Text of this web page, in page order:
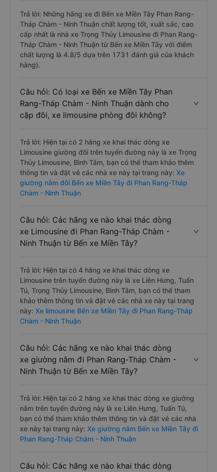
Trả lời: Những hãng xe đi Bến xe Miền Tây Phan Rang-
Tháp Chàm - Ninh Thuận chất lượng tốt, xuất sắc, cao
cấp nhất là nhà xe Trọng Thủy Limousine đi Phan Rang-
Tháp Chàm - Ninh Thuận từ Bến xe Miền Tây với điểm
chất lượng là 4.8/5 dựa trên 1731 đánh giá của khách
hàng).
Câu hỏi: Có loại xe Bến xe Miền Tây Phan
Rang-Tháp Chàm - Ninh Thuận dành cho
cặp đôi, xe limousine phòng đôi không?
Trả lời: Hiện tại có 2 hãng xe khai thác dòng xe
Limousine giường đôi trên tuyến đường này là xe Trọng
Thủy Limousine, Bình Tâm, bạn có thể tham khảo thêm
thông tin và đặt vé các nhà xe này tại trang này: Xe
giường nằm đôi Bến xe Miền Tây đi Phan Rang-Tháp
Chàm - Ninh Thuận
Câu hỏi: Các hãng xe nào khai thác dòng
xe Limousine đi Phan Rang-Tháp Chàm -
Ninh Thuận từ Bến xe Miền Tây?
Trả lời: Hiện tại có 4 hãng xe khai thác dòng xe
Limousine trên tuyến đường này là xe Liên Hưng, Tuấn
Tú, Trọng Thủy Limousine, Bình Tâm, bạn có thể tham
khảo thêm thông tin và đặt vé các nhà xe này tại trang
này: Xe limousine Bến xe Miền Tây đi Phan Rang-Tháp
Chàm - Ninh Thuận
Câu hỏi: Các hãng xe nào khai thác dòng
xe giường nằm đi Phan Rang-Tháp Chàm -
Ninh Thuận từ Bến xe Miền Tây?
Trả lời: Hiện tại có 2 hãng xe khai thác dòng xe giường
nằm trên tuyến đường này là xe Liên Hưng, Tuấn Tú,
bạn có thể tham khảo thêm thông tin và đặt vé các nhà
xe này tại trang này: Xe giường nằm Bến xe Miền Tây đi
Phan Rang-Tháp Chàm - Ninh Thuận
Câu hỏi: Các hãng xe nào khai thác dòng